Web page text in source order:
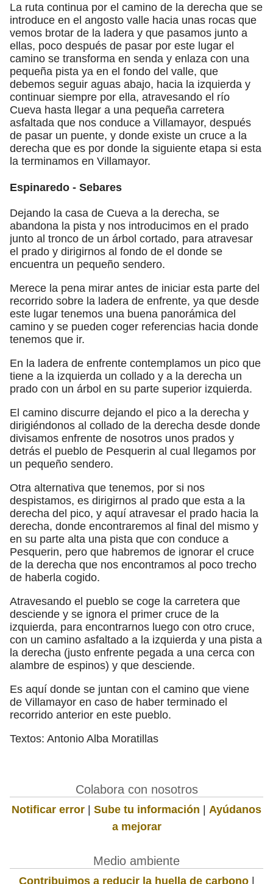
La ruta continua por el camino de la derecha que se
introduce en el angosto valle hacia unas rocas que
vemos brotar de la ladera y que pasamos junto a
ellas, poco después de pasar por este lugar el
camino se transforma en senda y enlaza con una
pequeña pista ya en el fondo del valle, que
debemos seguir aguas abajo, hacia la izquierda y
continuar siempre por ella, atravesando el río
Cueva hasta llegar a una pequeña carretera
asfaltada que nos conduce a Villamayor, después
de pasar un puente, y donde existe un cruce a la
derecha que es por donde la siguiente etapa si esta
la terminamos en Villamayor.
Espinaredo - Sebares
Dejando la casa de Cueva a la derecha, se
abandona la pista y nos introducimos en el prado
junto al tronco de un árbol cortado, para atravesar
el prado y dirigirnos al fondo de el donde se
encuentra un pequeño sendero.
Merece la pena mirar antes de iniciar esta parte del
recorrido sobre la ladera de enfrente, ya que desde
este lugar tenemos una buena panorámica del
camino y se pueden coger referencias hacia donde
tenemos que ir.
En la ladera de enfrente contemplamos un pico que
tiene a la izquierda un collado y a la derecha un
prado con un árbol en su parte superior izquierda.
El camino discurre dejando el pico a la derecha y
dirigiéndonos al collado de la derecha desde donde
divisamos enfrente de nosotros unos prados y
detrás el pueblo de Pesquerin al cual llegamos por
un pequeño sendero.
Otra alternativa que tenemos, por si nos
despistamos, es dirigirnos al prado que esta a la
derecha del pico, y aquí atravesar el prado hacia la
derecha, donde encontraremos al final del mismo y
en su parte alta una pista que con conduce a
Pesquerin, pero que habremos de ignorar el cruce
de la derecha que nos encontramos al poco trecho
de haberla cogido.
Atravesando el pueblo se coge la carretera que
desciende y se ignora el primer cruce de la
izquierda, para encontrarnos luego con otro cruce,
con un camino asfaltado a la izquierda y una pista a
la derecha (justo enfrente pegada a una cerca con
alambre de espinos) y que desciende.
Es aquí donde se juntan con el camino que viene
de Villamayor en caso de haber terminado el
recorrido anterior en este pueblo.
Textos: Antonio Alba Moratillas
Colabora con nosotros
Notificar error | Sube tu información | Ayúdanos
a mejorar
Medio ambiente
Contribuimos a reducir la huella de carbono|